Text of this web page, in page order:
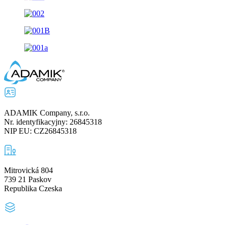
ADAMIK Company, s.r.o.
Nr. identyfikacyjny: 26845318
NIP EU: CZ26845318
Mitrovická 804
739 21 Paskov
Republika Czeska